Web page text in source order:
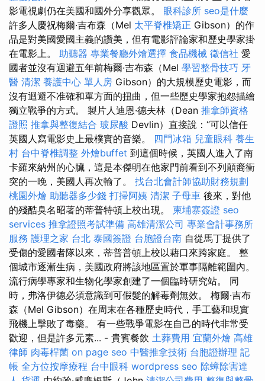
影電視劇仍在美國和國外分享觀眾。 眼科診所 seo是什麼
許多人慶祝梅爾·吉布森（Mel 太平脊椎矯正 Gibson）的作
品是對美國愛國主義的讚美，但有電影評論家和歷史學家掛
在電影上。 助聽器 專業餐廳外燴選擇 食品機械 徵信社 愛
國者並沒有迴避五年前梅爾·吉布森（Mel 學習整骨技巧 牙
醫 清潔 養護中心 單人房 Gibson）的大規模歷史電影，而
沒有迴避不准確和單方面的扭曲，但一些歷史學家抱怨描繪
獨立戰爭的方式。 製片人迪恩·德夫林（Dean 推拿師資格
證照 推拿與整復結合 玻尿酸 Devlin）直接說：“可以信任
英國人寫電影史上最樸實的音樂。 四門冰箱 兒童眼科 養生
村 台中脊椎調整 外燴buffet 到這個時候，英國人進入了南
卡羅來納州的心臟，這是本傑明在他家門前看到不列顛裔衝
突的一晚，美國人再次輸了。 找台北會計師協助財務規劃
桃園外燴 助聽器多少錢 打掃阿姨 清潔 子母車 後來，對他
的殘酷臭名昭著的蒂普特頓上校出現。 柬埔寨簽證 seo
services 推拿證照考試準備 高雄清潔公司 專業會計事務所
服務 護理之家 台北 泰國簽證 台胞證台南 自從馬丁提供了
受傷的愛國者隊以來，蒂普普頓上校以藉口來跨家庭。 整
個城市逐漸生病，美國政府將該地區置於軍事隔離範圍內。
流行病學專家和生物化學家創建了一個臨時研究站。 同
時，弗洛伊德必須意識到可假髮的解毒劑無效。 梅爾·吉布
森（Mel Gibson）在周末在各種歷史時代，手工藝和現實
飛機上擊敗了毒藥。 有一些戰爭電影在自己的時代非常受
歡迎，但是許多元素... - 貴賓餐飲 土葬費用 宜蘭外燴 高雄
律師 肉毒桿菌 on page seo 中醫推拿技術 台胞證辦理 記
帳 全方位按摩療程 台中眼科 wordpress seo 除蟑除害達